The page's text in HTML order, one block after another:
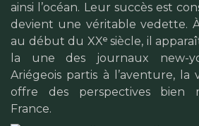
ainsi l’océan. Leur succès est
devient une véritable vedette.
au début du XXᵉ siècle, il
la une des journaux new-
Ariégeois partis à l’aventure, la
offre des perspectives bien
France.